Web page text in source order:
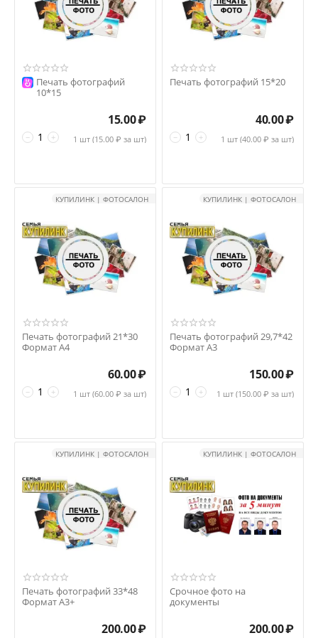
Печать фотографий
10*15
+
−
15.00₽
1 шт (15.00 ₽ за шт)
Печать фотографий 15*20
+
−
40.00₽
1 шт (40.00 ₽ за шт)
КУПИЛИНК | ФОТОСАЛОН
Печать фотографий 21*30
Формат А4
+
−
60.00₽
1 шт (60.00 ₽ за шт)
КУПИЛИНК | ФОТОСАЛОН
Печать фотографий 29,7*42
Формат А3
+
−
150.00₽
1 шт (150.00 ₽ за шт)
КУПИЛИНК | ФОТОСАЛОН
Печать фотографий 33*48
Формат А3+
200.00₽
КУПИЛИНК | ФОТОСАЛОН
Срочное фото на
документы
200.00₽